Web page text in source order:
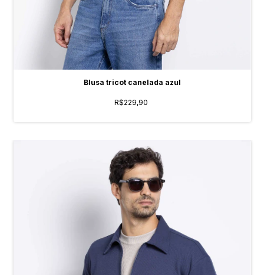
Blusa tricot canelada azul
R$229,90